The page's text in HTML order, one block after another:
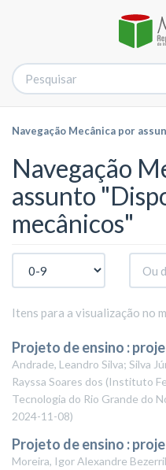
Navegação Mecânica por
Navegação
assunto
mecânicos"
Itens para a visualização no
Projeto de ensino :
Andrade, Leandro Silva; Silva
Rayssa Soares dos (Instituto
Tecnologia do Rio Grande do
2024-11-08)
Projeto de ensino :
Moreira, Igor Alexandre